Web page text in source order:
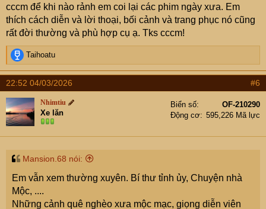
cccm để khi nào rảnh em coi lại các phim ngày xưa. Em
thích cách diễn và lời thoại, bối cảnh và trang phục nó cũng
rất đời thường và phù hợp cụ ạ. Tks cccm!
R
e
a
c
t
i
o
n
s
Taihoatu
22:52 04/03/2026 #6
Nhimtiu
Xe lăn
Biển số
OF-210290
Động cơ
595,226 Mã lực
Mansion.68 nói:
Em vẫn xem thường xuyên. Bí thư tỉnh ủy, Chuyện nhà
Mộc, ....
Những cảnh quê nghèo xưa mộc mạc, giọng diễn viên